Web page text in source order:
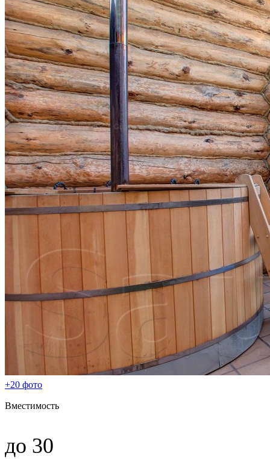
+20 фото
Вместимость
до 30